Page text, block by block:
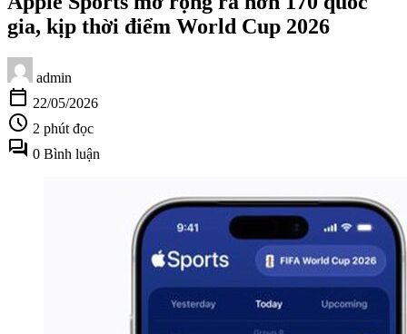
gia, kịp thời điểm World Cup 2026
admin
calendar_today 22/05/2026
schedule 2 phút đọc
forum 0 Bình luận